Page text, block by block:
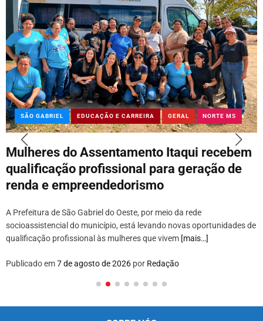
SÃO GABRIEL EDUCAÇÃO E CARREIRA GERAL NORTE MS
Mulheres do Assentamento Itaqui recebem
qualificação profissional para geração de
renda e empreendedorismo
A Prefeitura de São Gabriel do Oeste, por meio da rede
socioassistencial do município, está levando novas oportunidades de
qualificação profissional às mulheres que vivem [mais…]
Publicado em7 de agosto de 2026 por Redação